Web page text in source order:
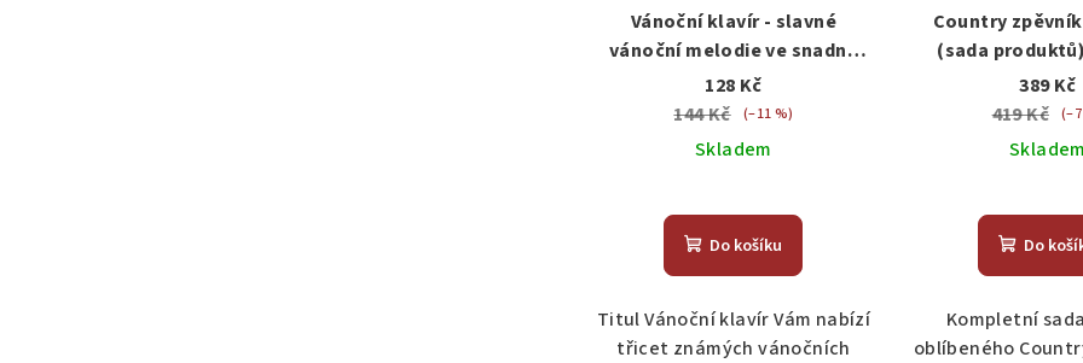
Vánoční klavír - slavné
vánoční melodie ve snadné
úpravě pro klavír
128 Kč
144 Kč
(–11 %)
Skladem
Do košíku
Titul Vánoční klavír Vám nabízí
třicet známých vánočních
Country
(sada
akordy,
389 Kč
419 Kč
Do
Kompletní
oblíbeného